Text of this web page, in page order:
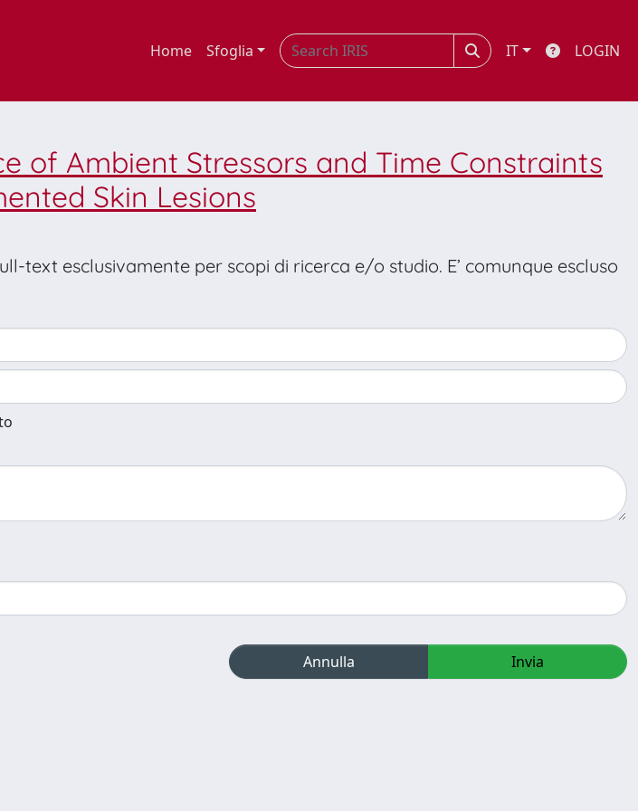
Home Sfoglia IT LOGIN
of Ambient Stressors and Time Constraints
Skin Lesions
text esclusivamente per scopi di ricerca e/o studio. E’ comunque escluso
Annulla Invia